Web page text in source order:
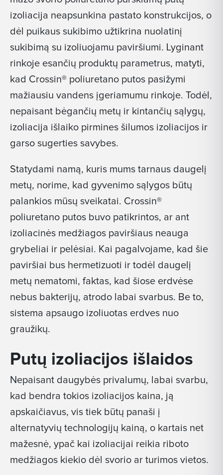
izoliacija neapsunkina pastato konstrukcijos, o
dėl puikaus sukibimo užtikrina nuolatinį
sukibimą su izoliuojamu paviršiumi. Lyginant
rinkoje esančių produktų parametrus, matyti,
kad Crossin® poliuretano putos pasižymi
mažiausiu vandens įgeriamumu rinkoje. Todėl,
nepaisant bėgančių metų ir kintančių sąlygų,
izoliacija išlaiko pirmines šilumos izoliacijos ir
garso sugerties savybes.
Statydami namą, kuris mums tarnaus daugelį
metų, norime, kad gyvenimo sąlygos būtų
palankios mūsų sveikatai. Crossin®
poliuretano putos buvo patikrintos, ar ant
izoliacinės medžiagos paviršiaus neauga
grybeliai ir pelėsiai. Kai pagalvojame, kad šie
paviršiai bus hermetizuoti ir todėl daugelį
metų nematomi, faktas, kad šiose erdvėse
nebus bakterijų, atrodo labai svarbus. Be to,
sistema apsaugo izoliuotas erdves nuo
graužikų.
Putų izoliacijos išlaidos
Nepaisant daugybės privalumų, labai svarbu,
kad bendra tokios izoliacijos kaina, ją
apskaičiavus, vis tiek būtų panaši į
alternatyvių technologijų kainą, o kartais net
mažesnė, ypač kai izoliacijai reikia riboto
medžiagos kiekio dėl svorio ar turimos vietos.